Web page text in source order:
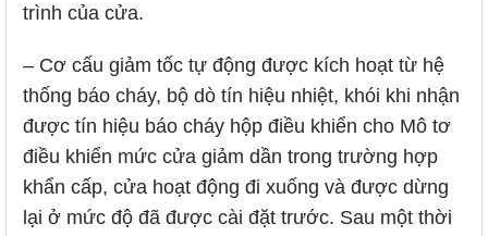
trình của cửa.
– Cơ cấu giảm tốc tự động được kích hoạt từ hệ
thống báo cháy, bộ dò tín hiệu nhiệt, khói khi nhận
được tín hiệu báo cháy hộp điều khiển cho Mô tơ
điều khiển mức cửa giảm dần trong trường hợp
khẩn cấp, cửa hoạt động đi xuống và được dừng
lại ở mức độ đã được cài đặt trước. Sau một thời